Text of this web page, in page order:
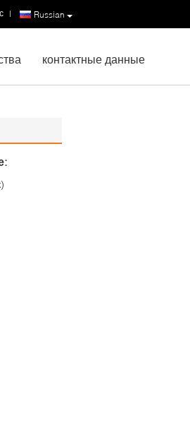
Russian
|
контактные данные